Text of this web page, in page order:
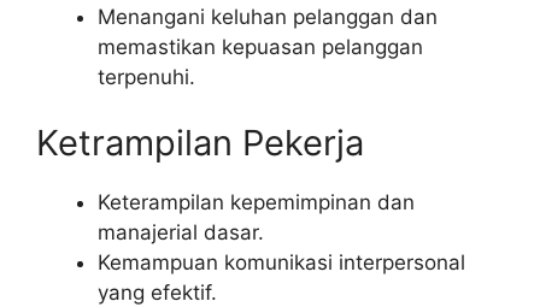
Menangani keluhan pelanggan dan
memastikan kepuasan pelanggan
terpenuhi.
Ketrampilan Pekerja
Keterampilan kepemimpinan dan
manajerial dasar.
Kemampuan komunikasi interpersonal
yang efektif.